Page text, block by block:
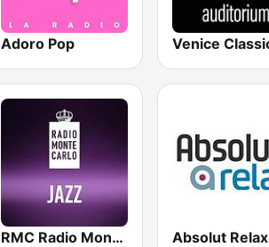
Adoro Pop
RMC Radio Monte Carlo Jazz Absolut Relax